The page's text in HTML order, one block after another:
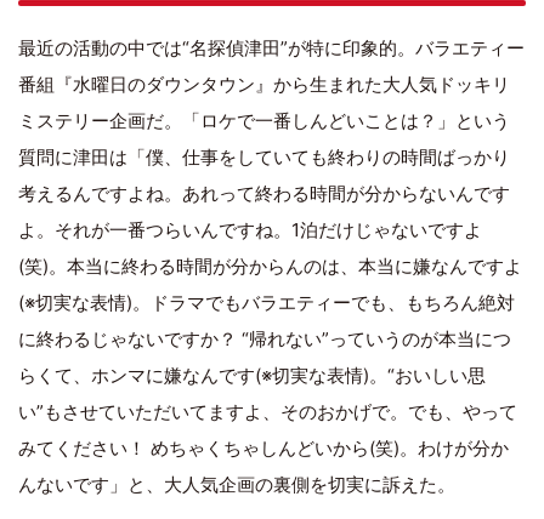
最近の活動の中では“名探偵津田”が特に印象的。バラエティー
番組『水曜日のダウンタウン』から生まれた大人気ドッキリ
ミステリー企画だ。「ロケで一番しんどいことは？」という
質問に津田は「僕、仕事をしていても終わりの時間ばっかり
考えるんですよね。あれって終わる時間が分からないんです
よ。それが一番つらいんですね。1泊だけじゃないですよ
(笑)。本当に終わる時間が分からんのは、本当に嫌なんですよ
(※切実な表情)。ドラマでもバラエティーでも、もちろん絶対
に終わるじゃないですか？ “帰れない”っていうのが本当につ
らくて、ホンマに嫌なんです(※切実な表情)。“おいしい思
い”もさせていただいてますよ、そのおかげで。でも、やって
みてください！ めちゃくちゃしんどいから(笑)。わけが分か
んないです」と、大人気企画の裏側を切実に訴えた。